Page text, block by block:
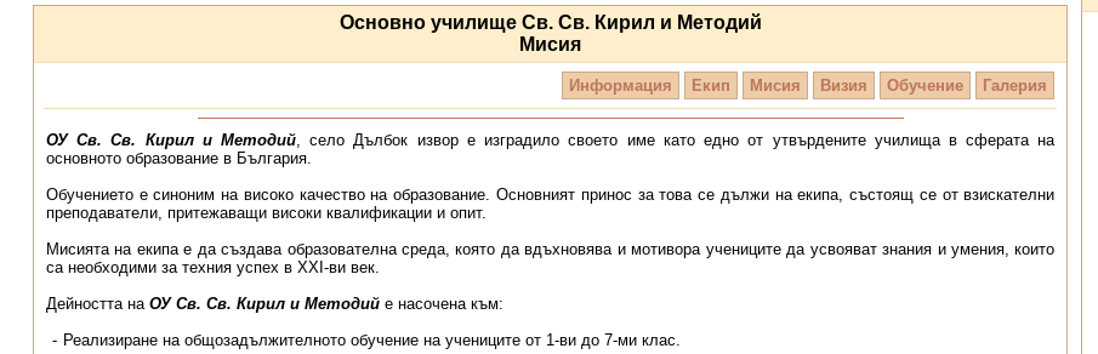
Основно училище Св. Св. Кирил и Методий
Мисия
Информация Екип Мисия Визия Обучение Галерия
ОУ Св. Св. Кирил и Методий, село Дълбок извор е изградило своето име като едно от утвърдените училища в сферата на
основното образование в България.
Обучението е синоним на високо качество на образование. Основният принос за това се дължи на екипа, състоящ се от взискателни
преподаватели, притежаващи високи квалификации и опит.
Мисията на екипа е да създава образователна среда, която да вдъхновява и мотивора учениците да усвояват знания и умения, които
са необходими за техния успех в XXI-ви век.
Дейността на ОУ Св. Св. Кирил и Методийе насочена към:
Реализиране на общозадължителното обучение на учениците от 1-ви до 7-ми клас.